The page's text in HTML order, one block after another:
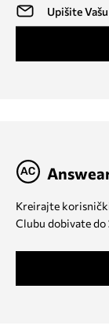
Kreirajte
Clubu dobivate do